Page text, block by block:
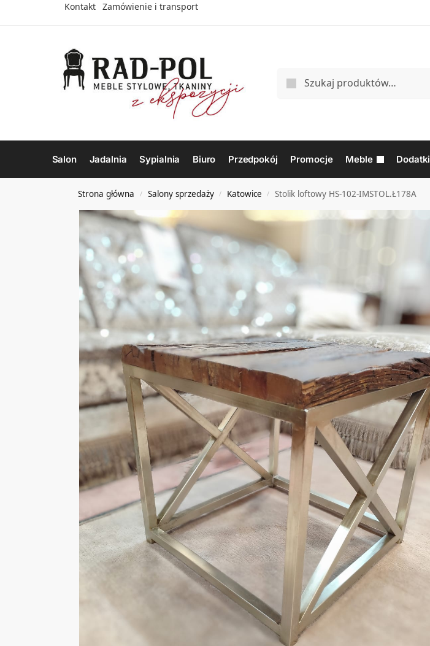
Kontakt Zamówienie i transport
Salon Jadalnia Sypialnia Biuro Przedpokój Promocje Meble Dodatki
Strona główna / Salony sprzedaży / Katowice / Stolik loftowy HS-102-IMSTOL.Ł178A